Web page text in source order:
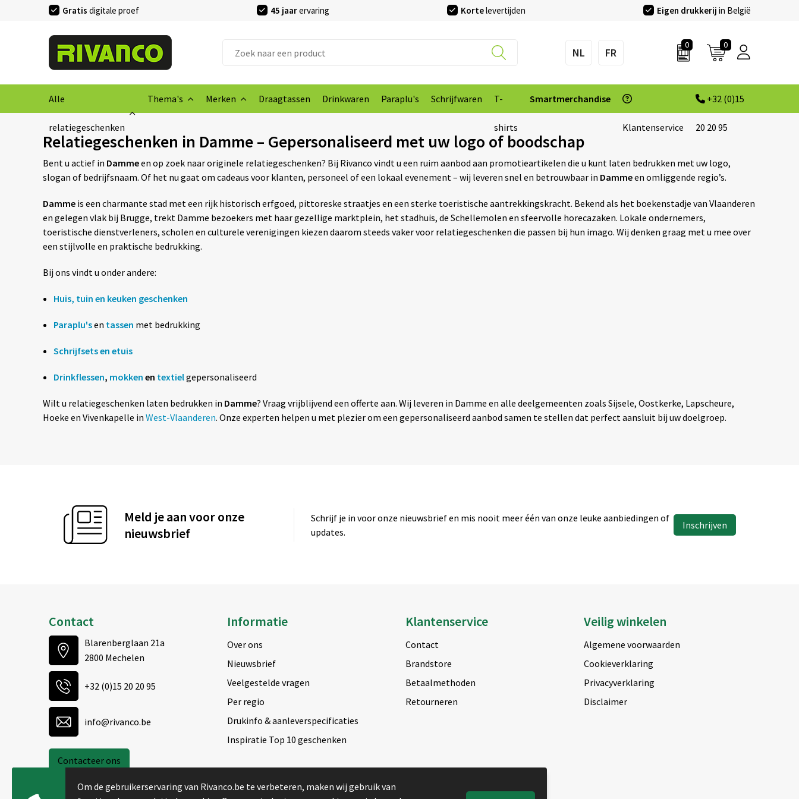
Gratis digitale proef 45 jaarervaring Kortelevertijden Eigen drukkerij in België
NL FR
0 0
Alle
relatiegeschenken
Thema's Merken Draagtassen Drinkwaren Paraplu's Schrijfwaren T-
shirts
Smartmerchandise
Klantenservice
+32 (0)15
20 20 95
Relatiegeschenken in Damme – Gepersonaliseerd met uw logo of boodschap
Bent u actief in Dammeen op zoek naar originele relatiegeschenken? Bij Rivanco vindt u een ruim aanbod aan promotieartikelen die u kunt laten bedrukken met uw logo,
slogan of bedrijfsnaam. Of het nu gaat om cadeaus voor klanten, personeel of een lokaal evenement – wij leveren snel en betrouwbaar in Dammeen omliggende regio’s.
Damme is een charmante stad met een rijk historisch erfgoed, pittoreske straatjes en een sterke toeristische aantrekkingskracht. Bekend als het boekenstadje van Vlaanderen
en gelegen vlak bij Brugge, trekt Damme bezoekers met haar gezellige marktplein, het stadhuis, de Schellemolen en sfeervolle horecazaken. Lokale ondernemers,
toeristische dienstverleners, scholen en culturele verenigingen kiezen daarom steeds vaker voor relatiegeschenken die passen bij hun imago. Wij denken graag met u mee over
een stijlvolle en praktische bedrukking.
Bij ons vindt u onder andere:
Huis, tuin en keuken geschenken
Paraplu'sen tassen met bedrukking
Schrijfsets en etuis
Drinkflessen, mokken en textielgepersonaliseerd
Wilt u relatiegeschenken laten bedrukken in Damme? Vraag vrijblijvend een offerte aan. Wij leveren in Damme en alle deelgemeenten zoals Sijsele, Oostkerke, Lapscheure,
Hoeke en Vivenkapelle in West-Vlaanderen. Onze experten helpen u met plezier om een gepersonaliseerd aanbod samen te stellen dat perfect aansluit bij uw doelgroep.
Meld je aan voor onze
nieuwsbrief
Schrijf je in voor onze nieuwsbrief en mis nooit meer één van onze leuke aanbiedingen of
updates.
Inschrijven
Contact
Blarenberglaan 21a
2800 Mechelen
+32 (0)15 20 20 95
info@rivanco.be
Contacteer ons
Informatie
Over ons
Nieuwsbrief
Veelgestelde vragen
Per regio
Drukinfo & aanleverspecificaties
Inspiratie Top 10 geschenken
Klantenservice
Contact
Brandstore
Betaalmethoden
Retourneren
Veilig winkelen
Algemene voorwaarden
Cookieverklaring
Privacyverklaring
Disclaimer
Om de gebruikerservaring van Rivanco.be te verbeteren, maken wij gebruik van